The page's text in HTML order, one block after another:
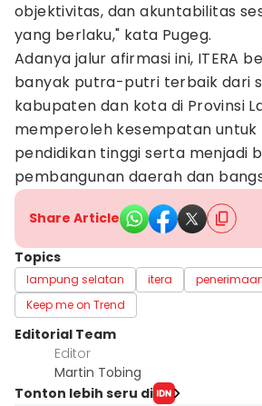
objektivitas, dan akuntabilitas
yang berlaku," kata Pugeg.
Adanya jalur afirmasi ini, ITERA
banyak putra-putri terbaik dari
kabupaten dan kota di Provinsi
memperoleh kesempatan untuk
pendidikan tinggi serta menjadi
pembangunan daerah dan
Share Article
Topics
lampung selatan itera
Keep me on Trend
Editorial Team
Editor
Martin Tobing
Tonton lebih seru di